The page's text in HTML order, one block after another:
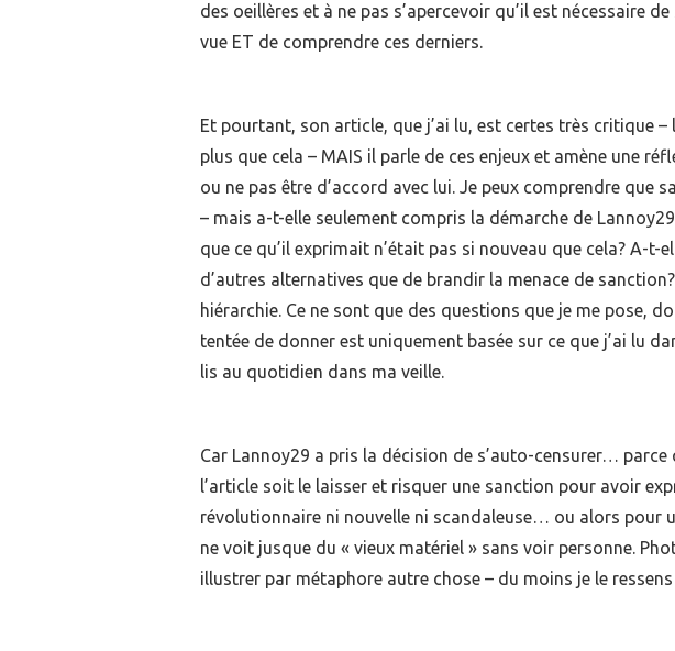
des oeillères et à ne pas s’apercevoir qu’il est nécessaire
vue ET de comprendre ces derniers.
Et pourtant, son article, que j’ai lu, est certes très critique
plus que cela – MAIS il parle de ces enjeux et amène une
ou ne pas être d’accord avec lui. Je peux comprendre que
– mais a-t-elle seulement compris la démarche de
que ce qu’il exprimait n’était pas si nouveau que cela? A-t-
d’autres alternatives que de brandir la menace de
hiérarchie. Ce ne sont que des questions que je me pose,
tentée de donner est uniquement basée sur ce que j’ai lu
lis au quotidien dans ma veille.
Car Lannoy29 a pris la décision de s’auto-censurer… parce
l’article soit le laisser et risquer une sanction pour avoir
révolutionnaire ni nouvelle ni scandaleuse… ou alors pour
ne voit jusque du « vieux matériel » sans voir personne.
illustrer par métaphore autre chose – du moins je le